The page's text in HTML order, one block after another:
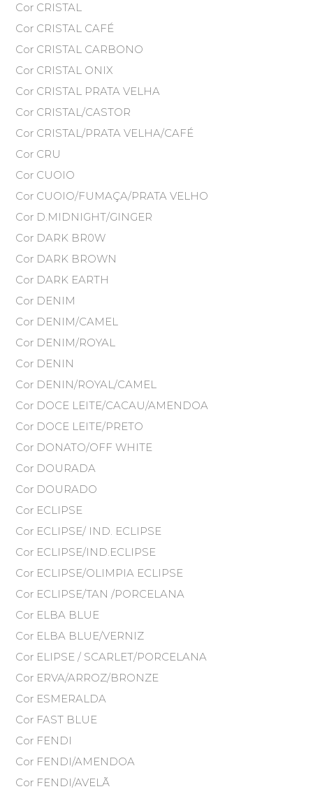
Cor CRISTAL
Cor CRISTAL CAFÉ
Cor CRISTAL CARBONO
Cor CRISTAL ONIX
Cor CRISTAL PRATA VELHA
Cor CRISTAL/CASTOR
Cor CRISTAL/PRATA VELHA/CAFÉ
Cor CRU
Cor CUOIO
Cor CUOIO/FUMAÇA/PRATA VELHO
Cor D.MIDNIGHT/GINGER
Cor DARK BR0W
Cor DARK BROWN
Cor DARK EARTH
Cor DENIM
Cor DENIM/CAMEL
Cor DENIM/ROYAL
Cor DENIN
Cor DENIN/ROYAL/CAMEL
Cor DOCE LEITE/CACAU/AMENDOA
Cor DOCE LEITE/PRETO
Cor DONATO/OFF WHITE
Cor DOURADA
Cor DOURADO
Cor ECLIPSE
Cor ECLIPSE/ IND. ECLIPSE
Cor ECLIPSE/IND.ECLIPSE
Cor ECLIPSE/OLIMPIA ECLIPSE
Cor ECLIPSE/TAN /PORCELANA
Cor ELBA BLUE
Cor ELBA BLUE/VERNIZ
Cor ELIPSE / SCARLET/PORCELANA
Cor ERVA/ARROZ/BRONZE
Cor ESMERALDA
Cor FAST BLUE
Cor FENDI
Cor FENDI/AMENDOA
Cor FENDI/AVELÃ